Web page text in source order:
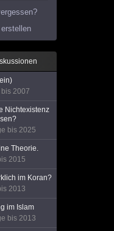
2007
Nichtexistenz
bis 2025
Theorie.
2015
im Koran?
2013
im Islam
bis 2013